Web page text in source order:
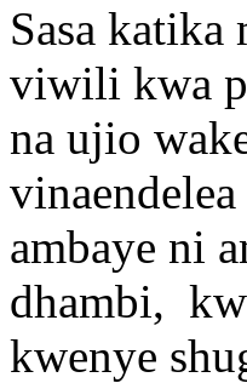
Sasa katika
viwili kwa
na ujio
ambaye ni
dhambi,
kwenye